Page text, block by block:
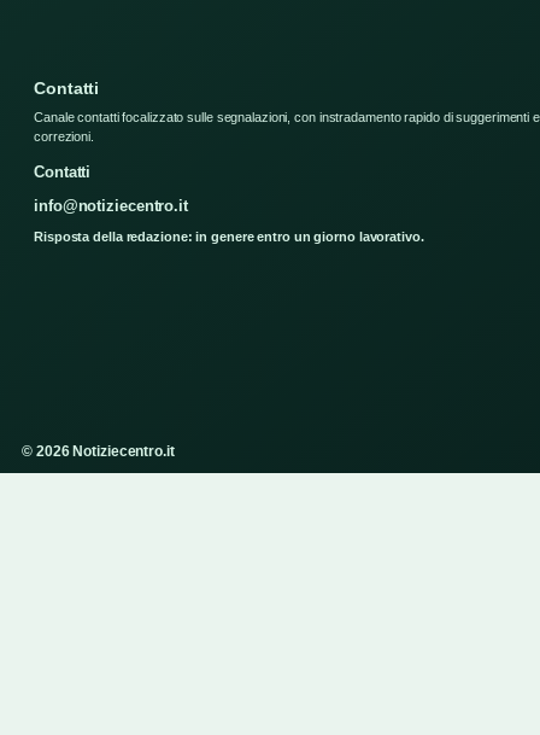
Contatti
Canale contatti focalizzato sulle segnalazioni, con instradamento rapido di suggerimenti e
correzioni.
Contatti
info@notiziecentro.it
Risposta della redazione: in genere entro un giorno lavorativo.
© 2026 Notiziecentro.it